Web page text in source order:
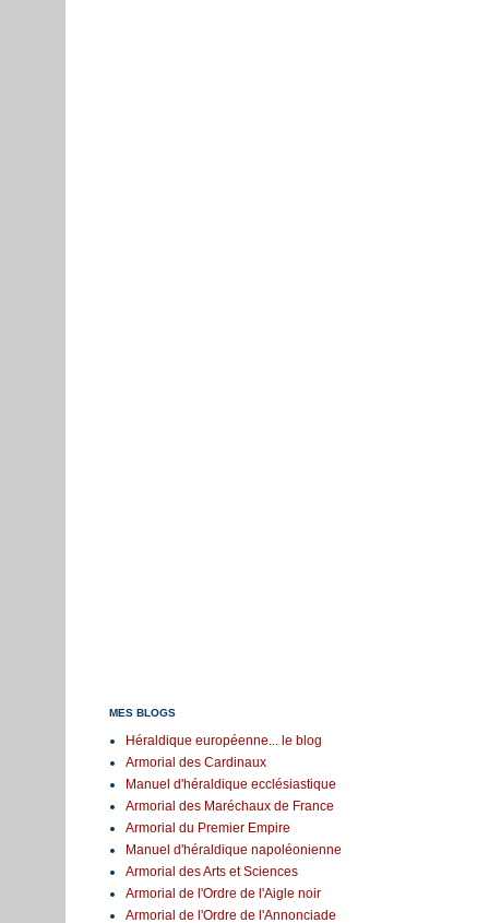
MES BLOGS
Héraldique européenne... le blog
Armorial des Cardinaux
Manuel d'héraldique ecclésiastique
Armorial des Maréchaux de France
Armorial du Premier Empire
Manuel d'héraldique napoléonienne
Armorial des Arts et Sciences
Armorial de l'Ordre de l'Aigle noir
Armorial de l'Ordre de l'Annonciade